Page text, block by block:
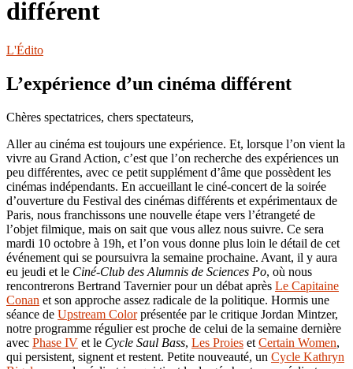
différent
L'Édito
L’expérience d’un cinéma différent
Chères spectatrices, chers spectateurs,
Aller au cinéma est toujours une expérience. Et, lorsque l’on vient la
vivre au Grand Action, c’est que l’on recherche des expériences un
peu différentes, avec ce petit supplément d’âme que possèdent les
cinémas indépendants. En accueillant le ciné-concert de la soirée
d’ouverture du Festival des cinémas différents et expérimentaux de
Paris, nous franchissons une nouvelle étape vers l’étrangeté de
l’objet filmique, mais on sait que vous allez nous suivre. Ce sera
mardi 10 octobre à 19h, et l’on vous donne plus loin le détail de cet
événement qui se poursuivra la semaine prochaine. Avant, il y aura
eu jeudi et le Ciné-Club des Alumnis de Sciences Po, où nous
rencontrerons Bertrand Tavernier pour un débat après Le Capitaine
Conan et son approche assez radicale de la politique. Hormis une
séance de Upstream Colorprésentée par le critique Jordan Mintzer,
notre programme régulier est proche de celui de la semaine dernière
avec Phase IV et le Cycle Saul Bass, Les Proies et Certain Women,
qui persistent, signent et restent. Petite nouveauté, un Cycle Kathryn